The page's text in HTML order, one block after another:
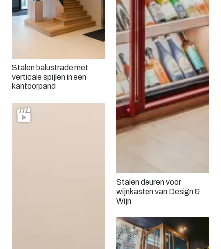
Stalen balustrade met
verticale spijlen in een
kantoorpand
Stalen deuren voor
wijnkasten van Design &
Wijn